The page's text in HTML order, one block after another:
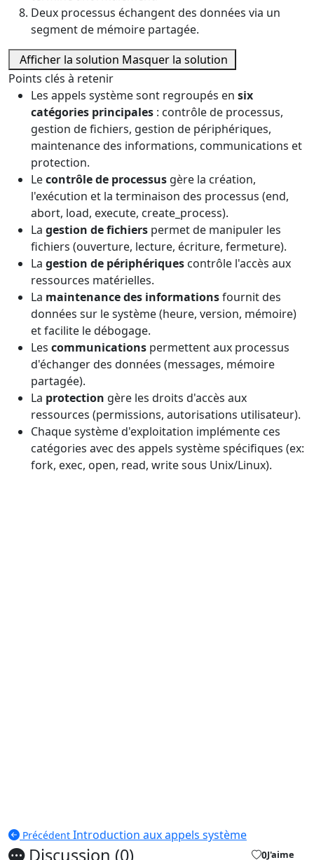
Deux processus échangent des données via un
segment de mémoire partagée.
Afficher la solution Masquer la solution
Points clés à retenir
Les appels système sont regroupés en six
catégories principales : contrôle de processus,
gestion de fichiers, gestion de périphériques,
maintenance des informations, communications et
protection.
Lecontrôle de processus gère la création,
l'exécution et la terminaison des processus (end,
abort, load, execute, create_process).
La gestion de fichiers permet de manipuler les
fichiers (ouverture, lecture, écriture, fermeture).
La gestion de périphériques contrôle l'accès aux
ressources matérielles.
La maintenance des informationsfournit des
données sur le système (heure, version, mémoire)
et facilite le débogage.
Les communications permettent aux processus
d'échanger des données (messages, mémoire
partagée).
La protection gère les droits d'accès aux
ressources (permissions, autorisations utilisateur).
Chaque système d'exploitation implémente ces
catégories avec des appels système spécifiques (ex:
fork, exec, open, read, write sous Unix/Linux).
Précédent Introduction aux appels système
Discussion (0) 0J'aime